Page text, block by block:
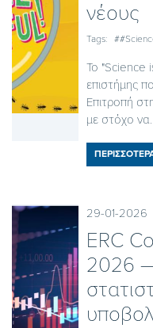
νέους
Tags:
Το "Science
επιστήμης
Επιτροπή
με στόχο
29-01-2026
ERC
2026